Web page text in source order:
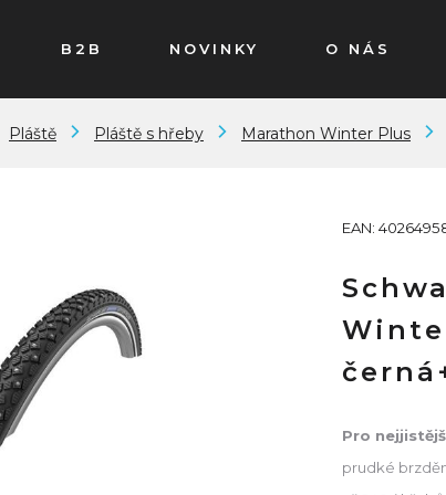
B2B NOVINKY O NÁS
Pláště Pláště s hřeby Marathon Winter Plus
EAN:
Pro
prudké